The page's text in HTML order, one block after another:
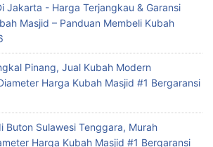
Jakarta - Harga Terjangkau & Garansi
Masjid – Panduan Membeli Kubah
Pinang, Jual Kubah Modern
Harga Kubah Masjid #1 Bergaransi
Buton Sulawesi Tenggara, Murah
Harga Kubah Masjid #1 Bergaransi